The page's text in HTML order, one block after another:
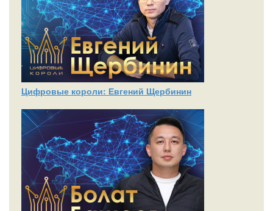
Цифровые короли: Евгений Щербинин